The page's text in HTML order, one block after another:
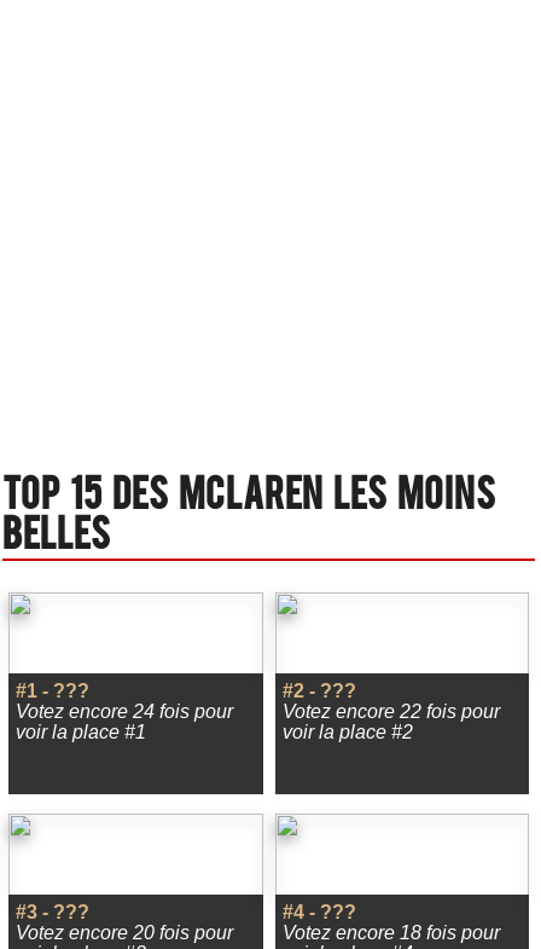
Top 15 des Mclaren les moins
belles
#1 - ???
Votez encore 24 fois pour
voir la place #1
#2 - ???
Votez encore 22 fois pour
voir la place #2
#3 - ???
Votez encore 20 fois pour
#4 - ???
Votez encore 18 fois pour